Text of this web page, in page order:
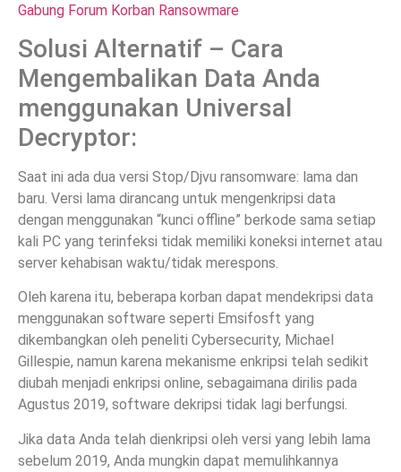
Gabung Forum Korban Ransowmare
Solusi Alternatif – Cara
Mengembalikan Data Anda
menggunakan Universal
Decryptor:
Saat ini ada dua versi Stop/Djvu ransomware: lama dan
baru. Versi lama dirancang untuk mengenkripsi data
dengan menggunakan “kunci offline” berkode sama setiap
kali PC yang terinfeksi tidak memiliki koneksi internet atau
server kehabisan waktu/tidak merespons.
Oleh karena itu, beberapa korban dapat mendekripsi data
menggunakan software seperti Emsifosft yang
dikembangkan oleh peneliti Cybersecurity, Michael
Gillespie, namun karena mekanisme enkripsi telah sedikit
diubah menjadi enkripsi online, sebagaimana dirilis pada
Agustus 2019, software dekripsi tidak lagi berfungsi.
Jika data Anda telah dienkripsi oleh versi yang lebih lama
sebelum 2019, Anda mungkin dapat memulihkannya